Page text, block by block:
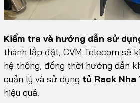
Kiểm tra và hướng dẫn sử
thành lắp đặt, CVM Telecom sẽ
hệ thống, đồng thời hướng dẫn
quản lý và sử dụng tủ Rack Nha
hiệu quả.